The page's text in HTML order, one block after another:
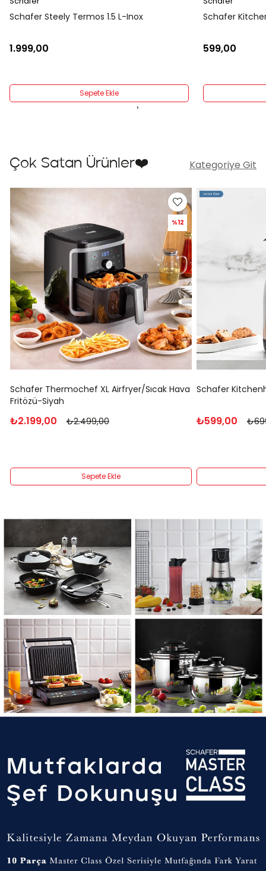
Schafer Kitchenhouse Termos 2 L-Inox
599,00
Sepete Ekle
Schafer Eko
7.999,00
›
Çok Satan Ürünler❤️
Schafer Thermochef XL Airfryer/Sıcak Hava
Fritözü-Siyah
₺2.199,00 ₺2.499,00
%12
Sepete Ekle
Schafer
₺599,00
Kategoriye Git